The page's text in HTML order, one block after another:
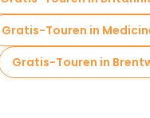
Gratis-Touren in
Gratis-Touren in